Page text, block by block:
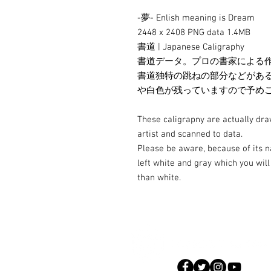
-夢- Enlish meaning is Dream
2448 x 2408 PNG data 1.4MB
書道 | Japanese Caligraphy
書道データ。プロの書家による
書道独特の跳ねの部分などがあ
や白色が残っていますので予め
These caligrapny are actually
artist and scanned to data.
Please be aware, because of its
left white and gray which you
than white.